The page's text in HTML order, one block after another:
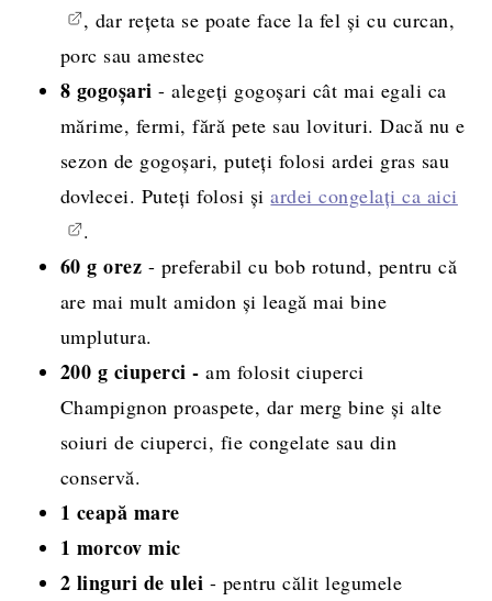
, dar rețeta se poate face la fel și cu curcan,
porc sau amestec
8 gogoșari- alegeți gogoșari cât mai egali ca
mărime, fermi, fără pete sau lovituri. Dacă nu e
sezon de gogoșari, puteți folosi ardei gras sau
dovlecei. Puteți folosi șiardei congelați ca aici
.
60 g orez - preferabil cu bob rotund, pentru că
are mai mult amidon și leagă mai bine
umplutura.
200 g ciuperci -am folosit ciuperci
Champignon proaspete, dar merg bine și alte
soiuri de ciuperci, fie congelate sau din
conservă.
1 ceapă mare
1 morcov mic
2 linguri de ulei - pentru călit legumele